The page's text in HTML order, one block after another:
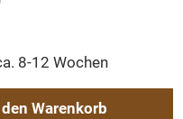
8-12 Wochen
oder benutze die Schaltflächen
Warenkorb